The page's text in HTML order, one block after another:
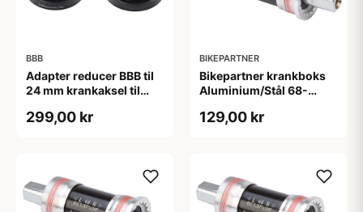
BBB
Adapter reducer BBB til
24 mm krankaksel til
299,00 kr
BIKEPARTNER
Bikepartner krankboks
Aluminium/Stål 68-
129,00 kr